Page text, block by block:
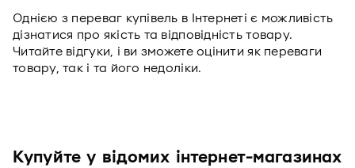
Однією з переваг купівель в Інтернеті є можливість
дізнатися про якість та відповідність товару.
Читайте відгуки, і ви зможете оцінити як переваги
товару, так і та його недоліки.
Купуйте у відомих інтернет-магазинах